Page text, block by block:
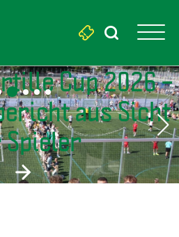
Search
for:
Cup 2026 –
aus Sicht